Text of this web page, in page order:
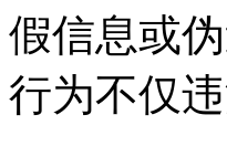
假信息或
行为不仅